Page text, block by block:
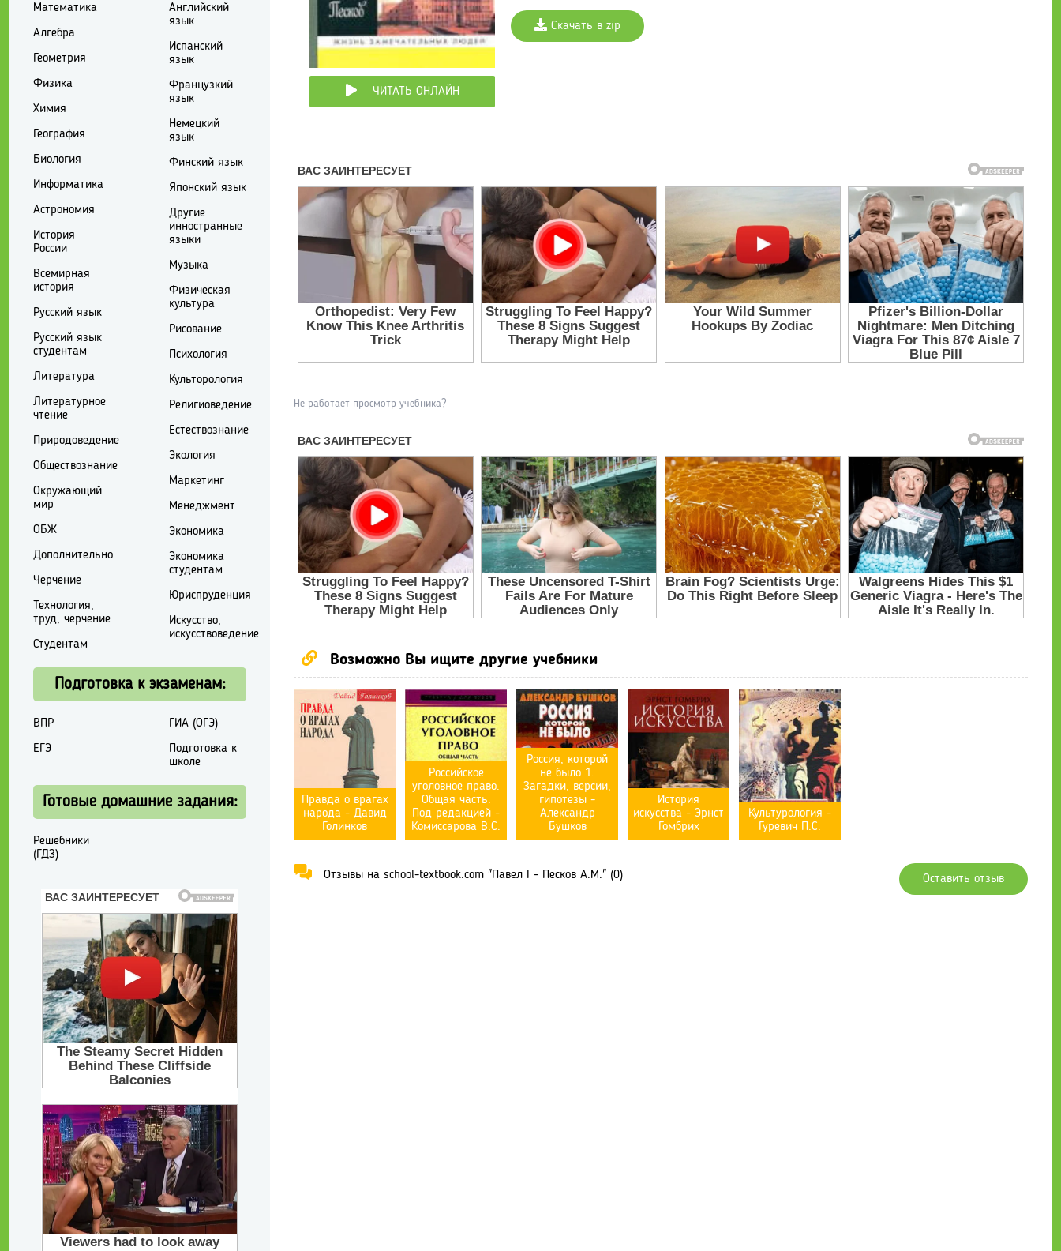
ЧИТАТЬ ОНЛАЙН
Скачать в zip
Не работает просмотр учебника?
Возможно Вы ищите другие учебники
Правда о врагах
народа - Давид
Голинков
Российское
уголовное право.
Общая часть.
Под редакцией -
Комиссарова В.С.
Россия, которой
не было 1.
Загадки, версии,
гипотезы -
Александр
Бушков
История
искусства - Эрнст
Гомбрих
Культурология -
Гуревич П.С.
Отзывы на school-textbook.com "Павел I - Песков А.М." (0) Оставить отзыв
Математика
Алгебра
Геометрия
Физика
Химия
География
Биология
Информатика
Астрономия
История
России
Всемирная
история
Русский язык
Русский язык
студентам
Литература
Литературное
чтение
Природоведение
Обществознание
Окружающий
мир
ОБЖ
Дополнительно
Черчение
Технология,
труд, черчение
Студентам
Английский
язык
Испанский
язык
Французкий
язык
Немецкий
язык
Финский язык
Японский язык
Другие
инностранные
языки
Музыка
Физическая
культура
Рисование
Психология
Культорология
Религиоведение
Естествознание
Экология
Маркетинг
Менеджмент
Экономика
Экономика
студентам
Юриспруденция
Искусство,
искусствоведение
Подготовка к экзаменам:
ВПР
ЕГЭ
ГИА (ОГЭ)
Подготовка к
школе
Готовые домашние задания:
Решебники
(ГДЗ)